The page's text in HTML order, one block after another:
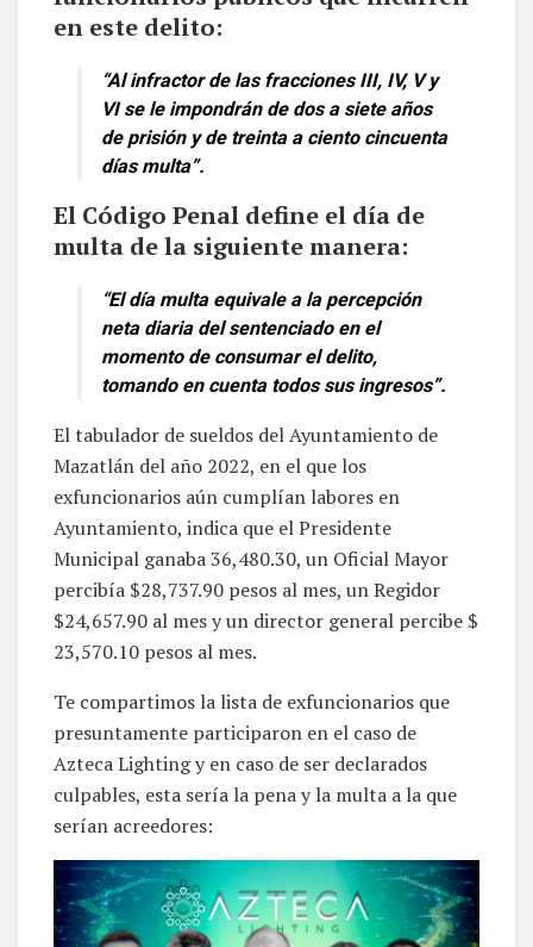
en este delito:
“Al infractor de las fracciones III, IV, V y
VI se le impondrán de dos a siete años
de prisión y de treinta a ciento cincuenta
días multa”.
El Código Penal define el día de
multa de la siguiente manera:
“El día multa equivale a la percepción
neta diaria del sentenciado en el
momento de consumar el delito,
tomando en cuenta todos sus ingresos”.
El tabulador de sueldos del Ayuntamiento de
Mazatlán del año 2022, en el que los
exfuncionarios aún cumplían labores en
Ayuntamiento, indica que el Presidente
Municipal ganaba 36,480.30, un Oficial Mayor
percibía $28,737.90 pesos al mes, un Regidor
$24,657.90 al mes y un director general percibe $
23,570.10 pesos al mes.
Te compartimos la lista de exfuncionarios que
presuntamente participaron en el caso de
Azteca Lighting y en caso de ser declarados
culpables, esta sería la pena y la multa a la que
serían acreedores: